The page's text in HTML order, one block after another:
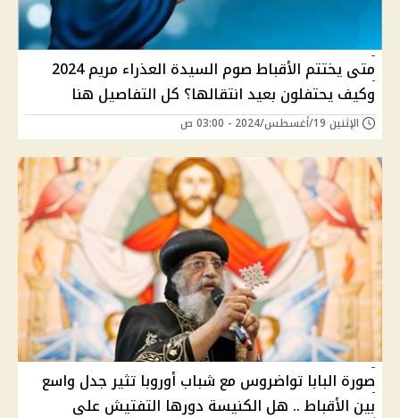
متى يختتم الأقباط صوم السيدة العذراء مريم 2024
وكيف يحتفلون بعيد انتقالها؟ كل التفاصيل هنا
الإثنين 19/أغسطس/2024 - 03:00 ص
صورة البابا تواضروس مع شباب أوروبا تثير جدل واسع
بين الأقباط .. هل الكنيسة دورها التفتيش على